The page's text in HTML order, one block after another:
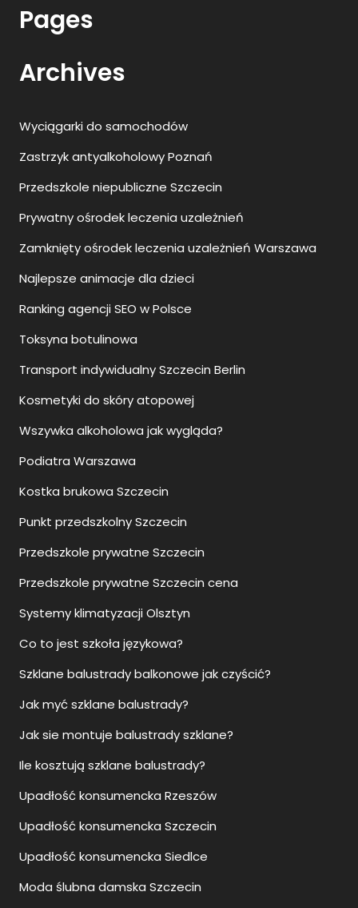
Pages
Archives
Wyciągarki do samochodów
Zastrzyk antyalkoholowy Poznań
Przedszkole niepubliczne Szczecin
Prywatny ośrodek leczenia uzależnień
Zamknięty ośrodek leczenia uzależnień Warszawa
Najlepsze animacje dla dzieci
Ranking agencji SEO w Polsce
Toksyna botulinowa
Transport indywidualny Szczecin Berlin
Kosmetyki do skóry atopowej
Wszywka alkoholowa jak wygląda?
Podiatra Warszawa
Kostka brukowa Szczecin
Punkt przedszkolny Szczecin
Przedszkole prywatne Szczecin
Przedszkole prywatne Szczecin cena
Systemy klimatyzacji Olsztyn
Co to jest szkoła językowa?
Szklane balustrady balkonowe jak czyścić?
Jak myć szklane balustrady?
Jak sie montuje balustrady szklane?
Ile kosztują szklane balustrady?
Upadłość konsumencka Rzeszów
Upadłość konsumencka Szczecin
Upadłość konsumencka Siedlce
Moda ślubna damska Szczecin